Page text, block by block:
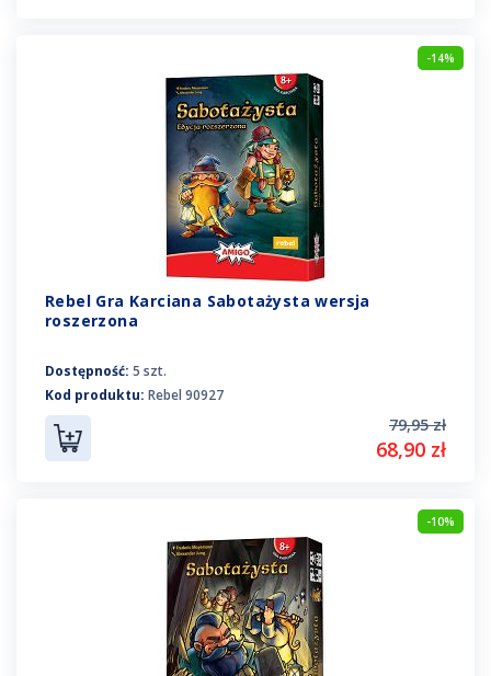
-14%
Rebel Gra Karciana Sabotażysta wersja
roszerzona
Dostępność: 5 szt.
Kod produktu: Rebel 90927
79,95 zł
68,90 zł
-10%